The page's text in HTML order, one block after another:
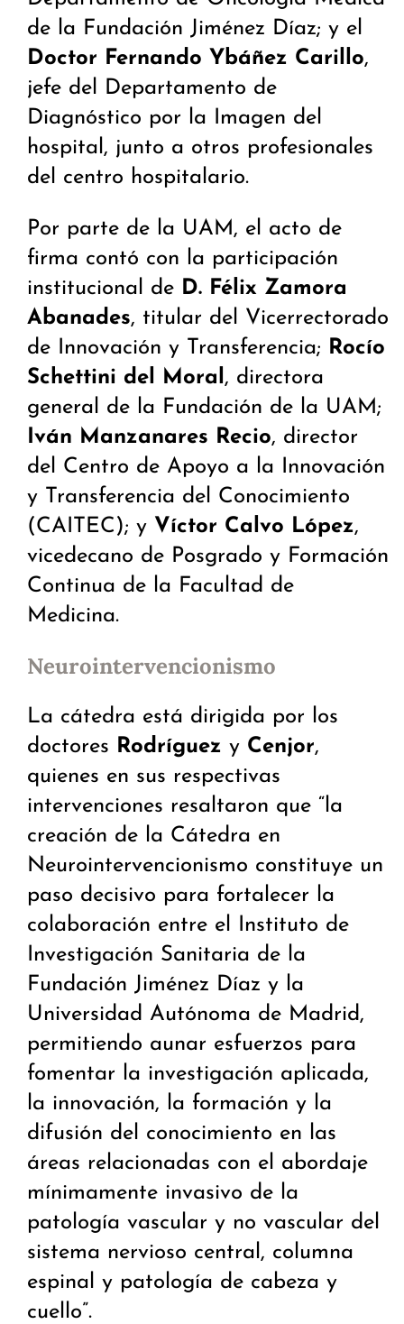
de la Fundación Jiménez Díaz; y el
Doctor Fernando Ybáñez Carillo,
jefe del Departamento de
Diagnóstico por la Imagen del
hospital, junto a otros profesionales
del centro hospitalario.
Por parte de la UAM, el acto de
firma contó con la participación
institucional de D. Félix Zamora
Abanades, titular del Vicerrectorado
de Innovación y Transferencia; Rocío
Schettini del Moral, directora
general de la Fundación de la UAM;
Iván Manzanares Recio, director
del Centro de Apoyo a la Innovación
y Transferencia del Conocimiento
(CAITEC); y Víctor Calvo López,
vicedecano de Posgrado y Formación
Continua de la Facultad de
Medicina.
Neurointervencionismo
La cátedra está dirigida por los
doctores Rodríguez y Cenjor,
quienes en sus respectivas
intervenciones resaltaron que “la
creación de la Cátedra en
Neurointervencionismo constituye un
paso decisivo para fortalecer la
colaboración entre el Instituto de
Investigación Sanitaria de la
Fundación Jiménez Díaz y la
Universidad Autónoma de Madrid,
permitiendo aunar esfuerzos para
fomentar la investigación aplicada,
la innovación, la formación y la
difusión del conocimiento en las
áreas relacionadas con el abordaje
mínimamente invasivo de la
patología vascular y no vascular del
sistema nervioso central, columna
espinal y patología de cabeza y
cuello”.